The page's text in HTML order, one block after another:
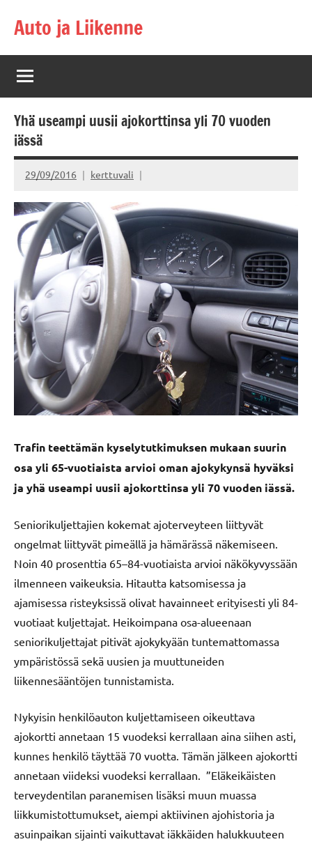
Auto ja Liikenne
Yhä useampi uusii ajokorttinsa yli 70 vuoden
iässä
29/09/2016 kerttuvali
Trafin teettämän kyselytutkimuksen mukaan suurin
osa yli 65-vuotiaista arvioi oman ajokykynsä hyväksi
ja yhä useampi uusii ajokorttinsa yli 70 vuoden iässä.
Seniorikuljettajien kokemat ajoterveyteen liittyvät
ongelmat liittyvät pimeällä ja hämärässä näkemiseen.
Noin 40 prosenttia 65–84-vuotiaista arvioi näkökyvyssään
ilmenneen vaikeuksia. Hitautta katsomisessa ja
ajamisessa risteyksissä olivat havainneet erityisesti yli 84-
vuotiaat kuljettajat. Heikoimpana osa-alueenaan
seniorikuljettajat pitivät ajokykyään tuntemattomassa
ympäristössä sekä uusien ja muuttuneiden
liikennesääntöjen tunnistamista.
Nykyisin henkilöauton kuljettamiseen oikeuttava
ajokortti annetaan 15 vuodeksi kerrallaan aina siihen asti,
kunnes henkilö täyttää 70 vuotta. Tämän jälkeen ajokortti
annetaan viideksi vuodeksi kerrallaan. ”Eläkeikäisten
terveydentilan paranemisen lisäksi muun muassa
liikkumistottumukset, aiempi aktiivinen ajohistoria ja
asuinpaikan sijainti vaikuttavat iäkkäiden halukkuuteen